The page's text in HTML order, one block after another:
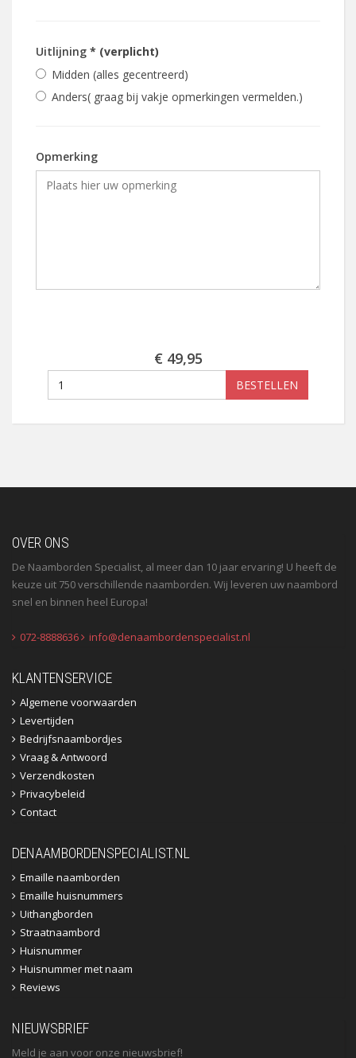
Uitlijning * (verplicht)
Midden (alles gecentreerd)
Anders( graag bij vakje opmerkingen vermelden.)
Opmerking
€ 49,95
BESTELLEN
OVER ONS
De Naamborden Specialist, al meer dan 10 jaar ervaring! U heeft de
keuze uit 750 verschillende naamborden. Wij leveren uw naambord
snel en binnen heel Europa!
072-8888636 info@denaambordenspecialist.nl
KLANTENSERVICE
Algemene voorwaarden
Levertijden
Bedrijfsnaambordjes
Vraag & Antwoord
Verzendkosten
Privacybeleid
Contact
DENAAMBORDENSPECIALIST.NL
Emaille naamborden
Emaille huisnummers
Uithangborden
Straatnaambord
Huisnummer
Huisnummer met naam
Reviews
NIEUWSBRIEF
Meld je aan voor onze nieuwsbrief!